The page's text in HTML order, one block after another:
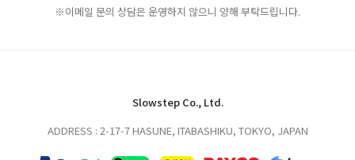
※이메일 문의 상담은 운영하지 않으니 양해 부탁드립니다.
Slowstep Co., Ltd.
ADDRESS : 2-17-7 HASUNE, ITABASHIKU, TOKYO, JAPAN